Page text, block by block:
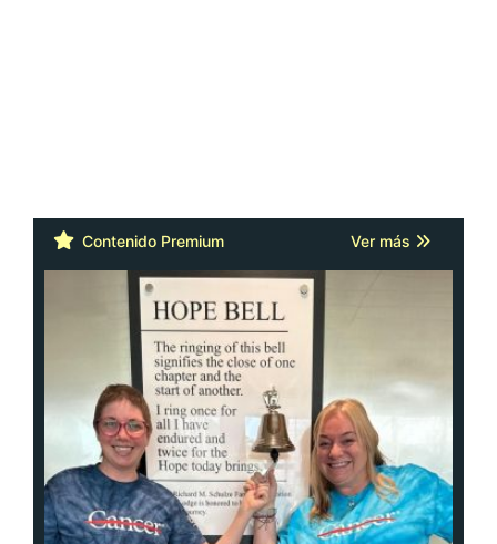
Contenido Premium Ver más